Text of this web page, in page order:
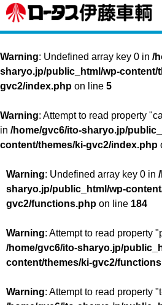
Warning: Undefined array key 0 in /
sharyo.jp/public_html/wp-content/
gvc2/index.php on line 5
Warning: Attempt to read property
in /home/gvc6/ito-sharyo.jp/
content/themes/ki-gvc2/index.php
Warning: Undefined array key 0 in
sharyo.jp/public_html/wp-
gvc2/functions.php on line 184
Warning: Attempt to read property
/home/gvc6/ito-sharyo.jp/
content/themes/ki-gvc2/
Warning: Attempt to read property